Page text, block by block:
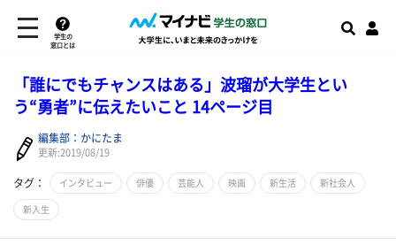
学生の
窓口とは
「誰にでもチャンスはある」波瑠が大学生とい
う“勇者”に伝えたいこと 14ページ目
編集部：かにたま
更新:2019/08/19
タグ： インタビュー 俳優 芸能人 映画 新生活 新社会人
新入生